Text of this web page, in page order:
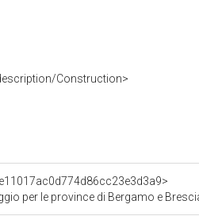
Construction>
per le province di Bergamo e